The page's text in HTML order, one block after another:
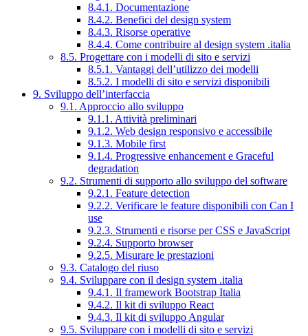
8.4.1. Documentazione
8.4.2. Benefici del design system
8.4.3. Risorse operative
8.4.4. Come contribuire al design system .italia
8.5. Progettare con i modelli di sito e servizi
8.5.1. Vantaggi dell’utilizzo dei modelli
8.5.2. I modelli di sito e servizi disponibili
9. Sviluppo dell’interfaccia
9.1. Approccio allo sviluppo
9.1.1. Attività preliminari
9.1.2. Web design responsivo e accessibile
9.1.3. Mobile first
9.1.4. Progressive enhancement e Graceful
degradation
9.2. Strumenti di supporto allo sviluppo del software
9.2.1. Feature detection
9.2.2. Verificare le feature disponibili con Can I
use
9.2.3. Strumenti e risorse per CSS e JavaScript
9.2.4. Supporto browser
9.2.5. Misurare le prestazioni
9.3. Catalogo del riuso
9.4. Sviluppare con il design system .italia
9.4.1. Il framework Bootstrap Italia
9.4.2. Il kit di sviluppo React
9.4.3. Il kit di sviluppo Angular
9.5. Sviluppare con i modelli di sito e servizi